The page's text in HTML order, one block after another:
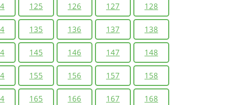
125 126 127 128
135 136 137 138
145 146 147 148
155 156 157 158
165 166 167 168